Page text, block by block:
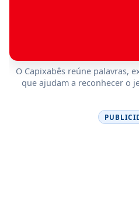
O Capixabês reúne palavras,
que ajudam a reconhecer o